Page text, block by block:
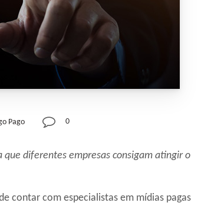
Pago 0
que diferentes empresas consigam atingir o
contar com especialistas em mídias pagas